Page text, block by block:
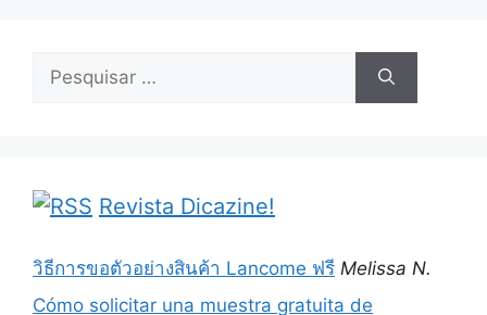
Pesquisar
Revista Dicazine!
วิธีการขอตัวอย่างสินค้า Lancome ฟรี Melissa N.
Cómo solicitar una muestra gratuita de